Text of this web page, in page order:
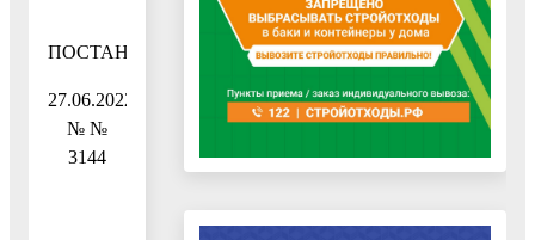
ПОСТАНОВЛЕНИЕ
27.06.2022
№ №
3144